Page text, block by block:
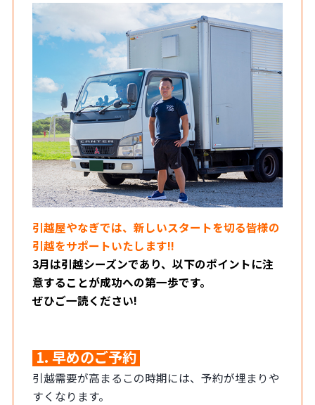
引越屋やなぎでは、新しいスタートを切る皆様の
引越をサポートいたします!!
3月は引越シーズンであり、以下のポイントに注
意することが成功への第一歩です。
ぜひご一読ください!
1. 早めのご予約
引越需要が高まるこの時期には、予約が埋まりや
すくなります。